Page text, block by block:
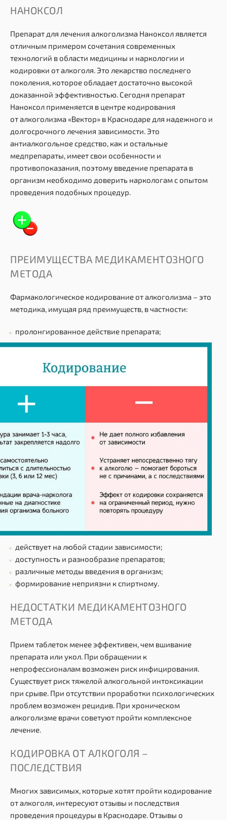
НАНОКСОЛ
Препарат для лечения алкоголизма Наноксол является
отличным примером сочетания современных
технологий в области медицины и наркологии и
кодировки от алкоголя. Это лекарство последнего
поколения, которое обладает достаточно высокой
доказанной эффективностью. Сегодня препарат
Наноксол применяется в центре кодирования
от алкоголизма «Вектор» в Краснодаре для надежного и
долгосрочного лечения зависимости. Это
антиалкогольное средство, как и остальные
медпрепараты, имеет свои особенности и
противопоказания, поэтому введение препарата в
организм необходимо доверить наркологам с опытом
проведения подобных процедур.
ПРЕИМУЩЕСТВА МЕДИКАМЕНТОЗНОГО
МЕТОДА
Фармакологическое кодирование от алкоголизма – это
методика, имущая ряд преимуществ, в частности:
пролонгированное действие препарата;
действует на любой стадии зависимости;
доступность и разнообразие препаратов;
различные методы введения в организм;
формирование неприязни к спиртному.
НЕДОСТАТКИ МЕДИКАМЕНТОЗНОГО
МЕТОДА
Прием таблеток менее эффективен, чем вшивание
препарата или укол. При обращении к
непрофессионалам возможен риск инфицирования.
Существует риск тяжелой алкогольной интоксикации
при срыве. При отсутствии проработки психологических
проблем возможен рецидив. При хроническом
алкоголизме врачи советуют пройти комплексное
лечение.
КОДИРОВКА ОТ АЛКОГОЛЯ –
ПОСЛЕДСТВИЯ
Многих зависимых, которые хотят пройти кодирование
от алкоголя, интересуют отзывы и последствия
проведения процедуры в Краснодаре. Отзывы о